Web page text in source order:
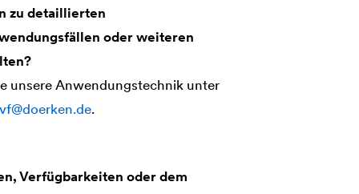
zu detaillierten
oder weiteren
unsere Anwendungstechnik unter
.
Verfügbarkeiten oder dem